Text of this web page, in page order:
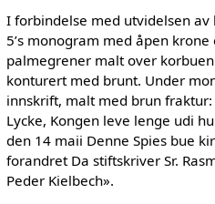
I forbindelse med utvidelsen
5’s monogram med åpen
palmegrener malt over
konturert med brunt. Under
innskrift, malt med brun fraktur:
Lycke, Kongen leve lenge udi
den 14 maii Denne Spies bue
forandret Da stiftskriver Sr.
Peder Kielbech».